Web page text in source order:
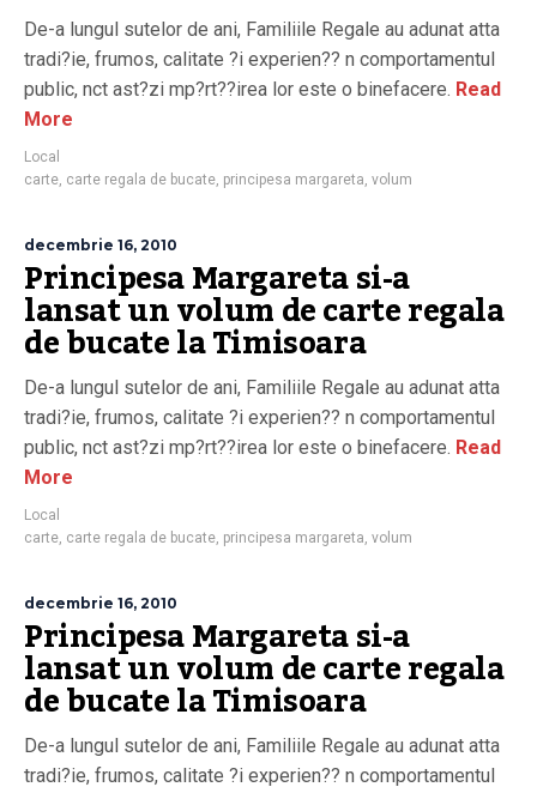
De-a lungul sutelor de ani, Familiile Regale au adunat atta
tradi?ie, frumos, calitate ?i experien?? n comportamentul
public, nct ast?zi mp?rt??irea lor este o binefacere. Read
More
Local
carte, carte regala de bucate, principesa margareta, volum
decembrie 16, 2010
Principesa Margareta si-a
lansat un volum de carte regala
de bucate la Timisoara
De-a lungul sutelor de ani, Familiile Regale au adunat atta
tradi?ie, frumos, calitate ?i experien?? n comportamentul
public, nct ast?zi mp?rt??irea lor este o binefacere. Read
More
Local
carte, carte regala de bucate, principesa margareta, volum
decembrie 16, 2010
Principesa Margareta si-a
lansat un volum de carte regala
de bucate la Timisoara
De-a lungul sutelor de ani, Familiile Regale au adunat atta
tradi?ie, frumos, calitate ?i experien?? n comportamentul